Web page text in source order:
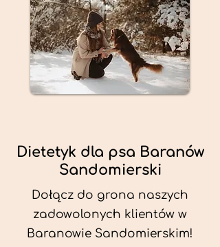
Dietetyk dla psa Baranów
Sandomierski
Dołącz do grona naszych
zadowolonych klientów w
Baranowie Sandomierskim!